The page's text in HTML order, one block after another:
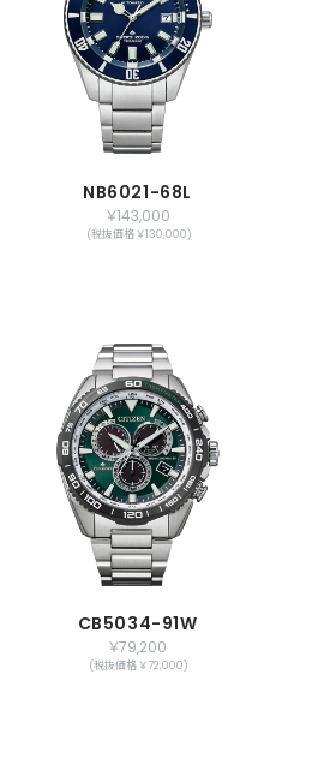
NB6021-68L
￥143,000
(税抜価格 ￥130,000)
CB5034-91W
￥79,200
(税抜価格 ￥72,000)